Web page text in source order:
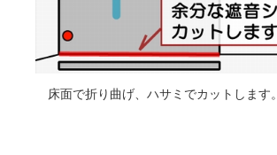
床面で折り曲げ、ハサミでカットします。